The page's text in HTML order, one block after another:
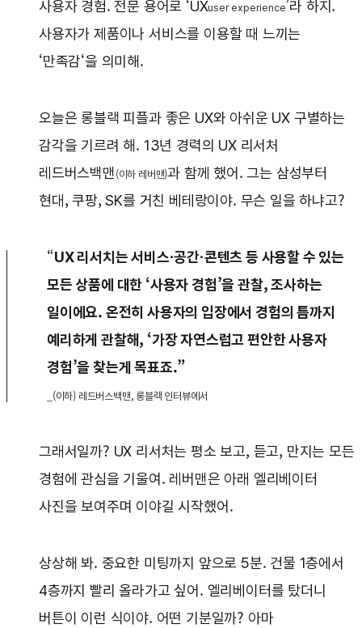
사용자 경험. 전문 용어로 ‘UXuser experience’라 하지.
사용자가 제품이나 서비스를 이용할 때 느끼는
‘만족감‘을 의미해.
오늘은 롱블랙 피플과 좋은 UX와 아쉬운 UX 구별하는
감각을 기르려 해. 13년 경력의 UX 리서처
레드버스백맨 (이하 레버맨)과 함께 했어. 그는 삼성부터
현대, 쿠팡, SK를 거친 베테랑이야. 무슨 일을 하냐고?
“UX 리서치는 서비스·공간·콘텐츠 등 사용할 수 있는
모든 상품에 대한 ‘사용자 경험’을 관찰, 조사하는
일이에요. 온전히 사용자의 입장에서 경험의 틈까지
예리하게 관찰해, ‘가장 자연스럽고 편안한 사용자
경험’을 찾는게 목표죠.”
_(이하) 레드버스백맨, 롱블랙 인터뷰에서
그래서일까? UX 리서처는 평소 보고, 듣고, 만지는 모든
경험에 관심을 기울여. 레버맨은 아래 엘리베이터
사진을 보여주며 이야길 시작했어.
상상해 봐. 중요한 미팅까지 앞으로 5분. 건물 1층에서
4층까지 빨리 올라가고 싶어. 엘리베이터를 탔더니
버튼이 이런 식이야. 어떤 기분일까? 아마